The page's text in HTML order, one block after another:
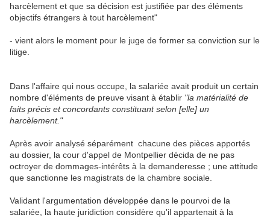
harcèlement et que sa décision est justifiée par des éléments
objectifs étrangers à tout harcèlement"
- vient alors le moment pour le juge de former sa conviction sur le
litige.
Dans l'affaire qui nous occupe, la salariée avait produit un certain
nombre d'éléments de preuve visant à établir "la matérialité de
faits précis et concordants constituant selon [elle] un
harcèlement."
Après avoir analysé séparément chacune des pièces apportés
au dossier, la cour d'appel de Montpellier décida de ne pas
octroyer de dommages-intérêts à la demanderesse ; une attitude
que sanctionne les magistrats de la chambre sociale.
Validant l'argumentation développée dans le pourvoi de la
salariée, la haute juridiction considère qu'il appartenait à la